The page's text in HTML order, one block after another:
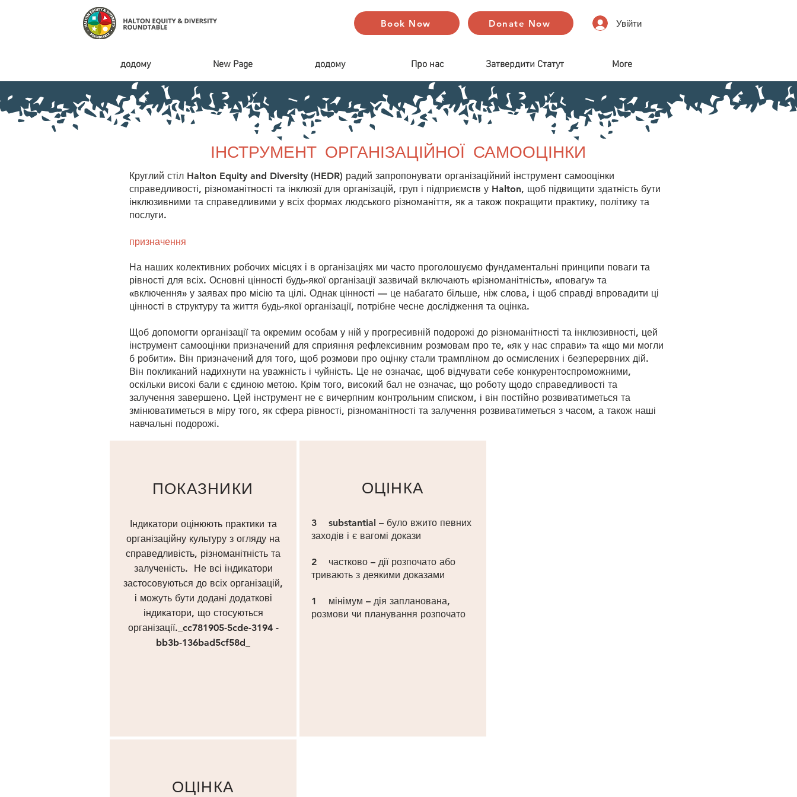
Book Now Donate Now Увійти
додому New Page додому Про нас Затвердити Статут More
ІНСТРУМЕНТ ОРГАНІЗАЦІЙНОЇ САМООЦІНКИ
Круглий стіл Halton Equity and Diversity (HEDR) радий запропонувати організаційний інструмент самооцінки
справедливості, різноманітності та інклюзії для організацій, груп і підприємств у Halton, щоб підвищити здатність бути
інклюзивними та справедливими у всіх формах людського різноманіття, як а також покращити практику, політику та
послуги.
призначення
На наших колективних робочих місцях і в організаціях ми часто проголошуємо фундаментальні принципи поваги та
рівності для всіх. Основні цінності будь-якої організації зазвичай включають «різноманітність», «повагу» та
«включення» у заявах про місію та цілі. Однак цінності — це набагато більше, ніж слова, і щоб справді впровадити ці
цінності в структуру та життя будь-якої організації, потрібне чесне дослідження та оцінка.
Щоб допомогти організації та окремим особам у ній у прогресивній подорожі до різноманітності та інклюзивності, цей
інструмент самооцінки призначений для сприяння рефлексивним розмовам про те, «як у нас справи» та «що ми могли
б робити». Він призначений для того, щоб розмови про оцінку стали трампліном до осмислених і безперервних дій.
Він покликаний надихнути на уважність і чуйність. Це не означає, щоб відчувати себе конкурентоспроможними,
оскільки високі бали є єдиною метою. Крім того, високий бал не означає, що роботу щодо справедливості та
залучення завершено. Цей інструмент не є вичерпним контрольним списком, і він постійно розвиватиметься та
змінюватиметься в міру того, як сфера рівності, різноманітності та залучення розвиватиметься з часом, а також наші
навчальні подорожі.
ПОКАЗНИКИ
Індикатори оцінюють практики та
організаційну культуру з огляду на
справедливість, різноманітність та
залученість. Не всі індикатори
застосовуються до всіх організацій,
і можуть бути додані додаткові
індикатори, що стосуються
організації._cc781905-5cde-3194 -
bb3b-136bad5cf58d_
ОЦІНКА
3 substantial – було вжито певних
заходів і є вагомі докази
2 частково – дії розпочато або
тривають з деякими доказами
1 мінімум – дія запланована,
розмови чи планування розпочато
ОЦІНКА